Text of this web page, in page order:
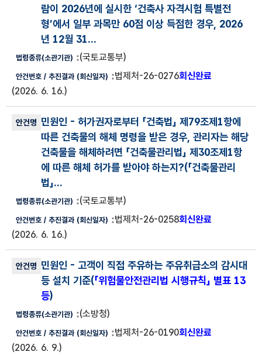
람이 2026년에 실시한 ‘건축사 자격시험 특별전
형’에서 일부 과목만 60점 이상 득점한 경우, 2026
년 12월 31...
(국토교통부)
법제처-26-0276회신완료
(2026. 6. 16.)
민원인 - 허가권자로부터 「건축법」 제79조제1항에
따른 건축물의 해체 명령을 받은 경우, 관리자는 해당
건축물을 해체하려면 「건축물관리법」 제30조제1항
에 따른 해체 허가를 받아야 하는지?(「건축물관리
법」...
(국토교통부)
법제처-26-0258회신완료
(2026. 6. 16.)
민원인 - 고객이 직접 주유하는 주유취급소의 감시대
등 설치 기준(「위험물안전관리법 시행규칙」 별표 13
등)
(소방청)
법제처-26-0190회신완료
(2026. 6. 9.)